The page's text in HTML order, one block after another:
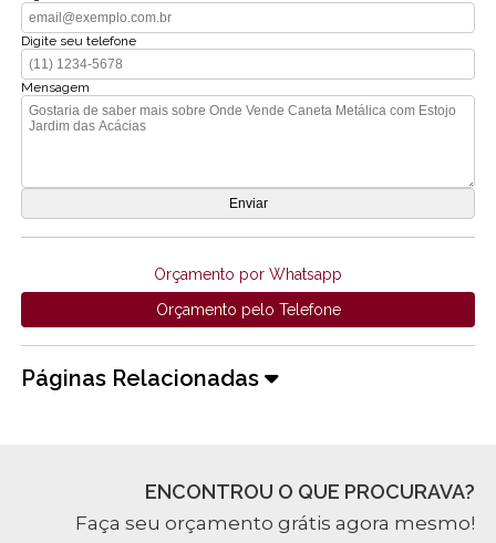
Digite seu telefone
Mensagem
Orçamento por Whatsapp
Orçamento pelo Telefone
Páginas Relacionadas
ENCONTROU O QUE PROCURAVA?
Faça seu orçamento grátis agora mesmo!